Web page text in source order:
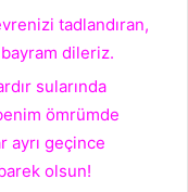
tadlandıran,
dileriz.
sularında
ömrümde
ayrı geçince
olsun!